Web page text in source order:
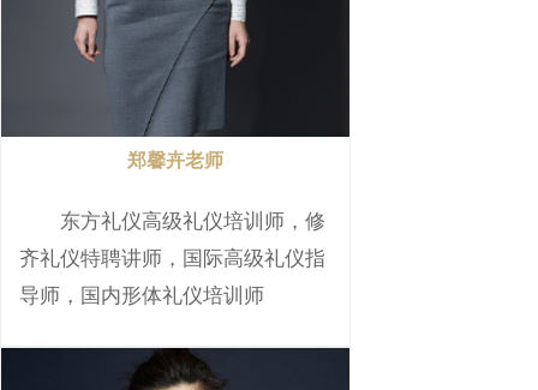
郑馨卉老师
东方礼仪高级礼仪培训师，修
齐礼仪特聘讲师，国际高级礼仪指
导师，国内形体礼仪培训师